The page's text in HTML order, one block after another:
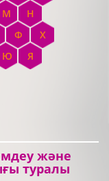
М
Н
Ф
Х
Ю Я
және
туралы